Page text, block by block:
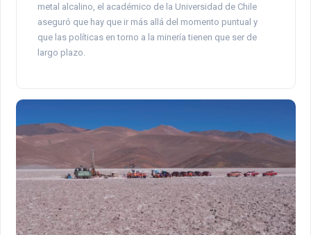
metal alcalino, el académico de la Universidad de Chile
aseguró que hay que ir más allá del momento puntual y
que las políticas en torno a la minería tienen que ser de
largo plazo.